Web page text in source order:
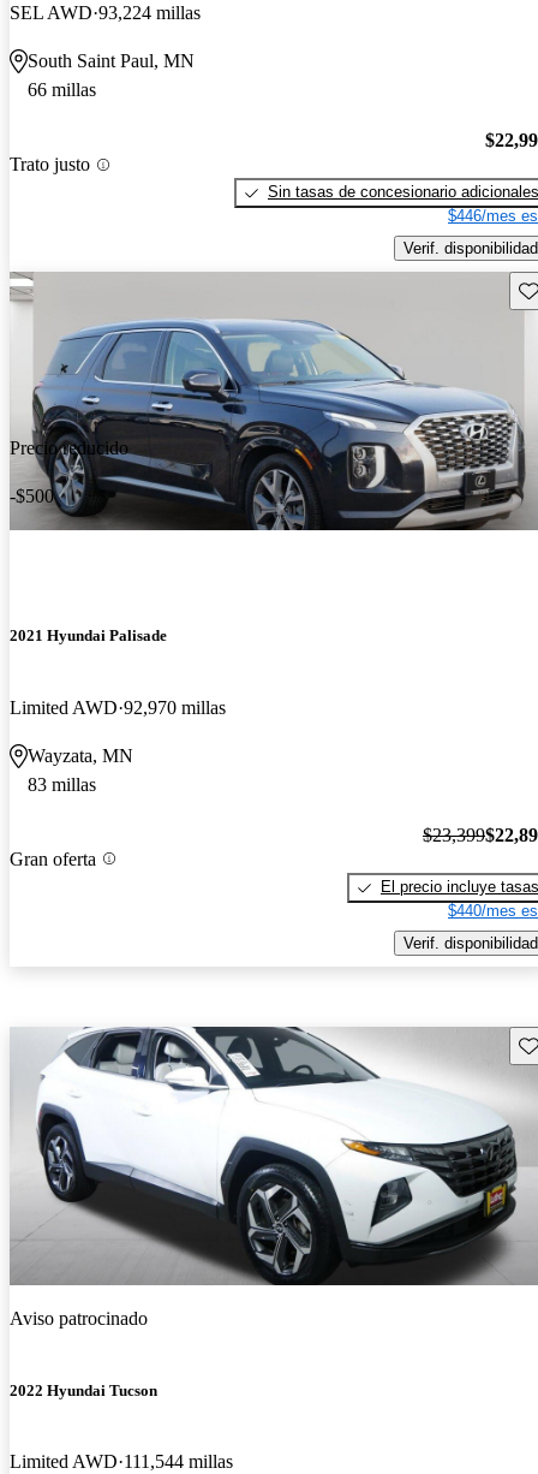
SEL AWD 93,224 millas
South Saint Paul, MN
66 millas
Trato justo
Sin tasas de concesionario adicionales
$446/mes
Verif. disponibilidad
Precio reducido
-$500
2021 Hyundai Palisade
Limited AWD 92,970 millas
Wayzata, MN
83 millas
Gran oferta
$23,399
El precio incluye tasas
$440/mes
Verif. disponibilidad
Aviso patrocinado
2022 Hyundai Tucson
Limited AWD 111,544 millas